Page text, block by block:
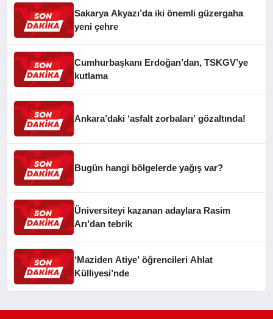
Sakarya Akyazı’da iki önemli güzergaha
yeni çehre
Cumhurbaşkanı Erdoğan’dan, TSKGV’ye
kutlama
Ankara’daki ‘asfalt zorbaları’ gözaltında!
Bugün hangi bölgelerde yağış var?
Üniversiteyi kazanan adaylara Rasim
Arı’dan tebrik
‘Maziden Atiye’ öğrencileri Ahlat
Külliyesi’nde